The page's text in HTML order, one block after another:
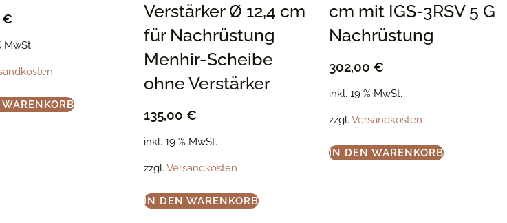
€
MwSt.
Verstärker Ø 12,4 cm
für Nachrüstung
Menhir-Scheibe
ohne Verstärker
135,00€
inkl. 19 % MwSt.
zzgl.Versandkosten
IN DEN WARENKORB
cm mit IGS-3RSV 5 G
Nachrüstung
302,00€
inkl. 19 % MwSt.
zzgl.Versandkosten
IN DEN WARENKORB